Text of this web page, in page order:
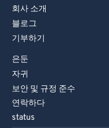
회사 소개
블로그
기부하기
은둔
자귀
보안 및 규정 준수
연락하다
status